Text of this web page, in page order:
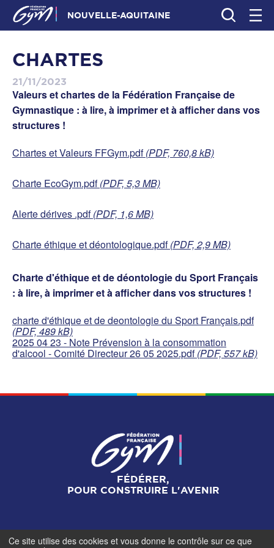
NOUVELLE-AQUITAINE
CHARTES
21/11/2023
Valeurs et chartes de la Fédération Française de
Gymnastique : à lire, à imprimer et à afficher dans vos
structures !
Chartes et Valeurs FFGym.pdf(PDF, 760,8 kB)
Charte EcoGym.pdf(PDF, 5,3 MB)
Alerte dérives .pdf(PDF, 1,6 MB)
Charte éthique et déontologique.pdf(PDF, 2,9 MB)
Charte d'éthique et de déontologie du Sport Français
: à lire, à imprimer et à afficher dans vos structures !
charte d'éthique et de deontologie du Sport Français.pdf
(PDF, 489 kB)
2025 04 23 - Note Prévension à la consommation
d'alcool - Comité Directeur 26 05 2025.pdf(PDF, 557 kB)
FÉDÉRER,
POUR CONSTRUIRE L'AVENIR
Ce site utilise des cookies et vous donne le contrôle sur ce que